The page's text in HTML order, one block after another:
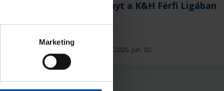
Marketing
2026. jún. 02.
idényt a K&H Férfi Ligában